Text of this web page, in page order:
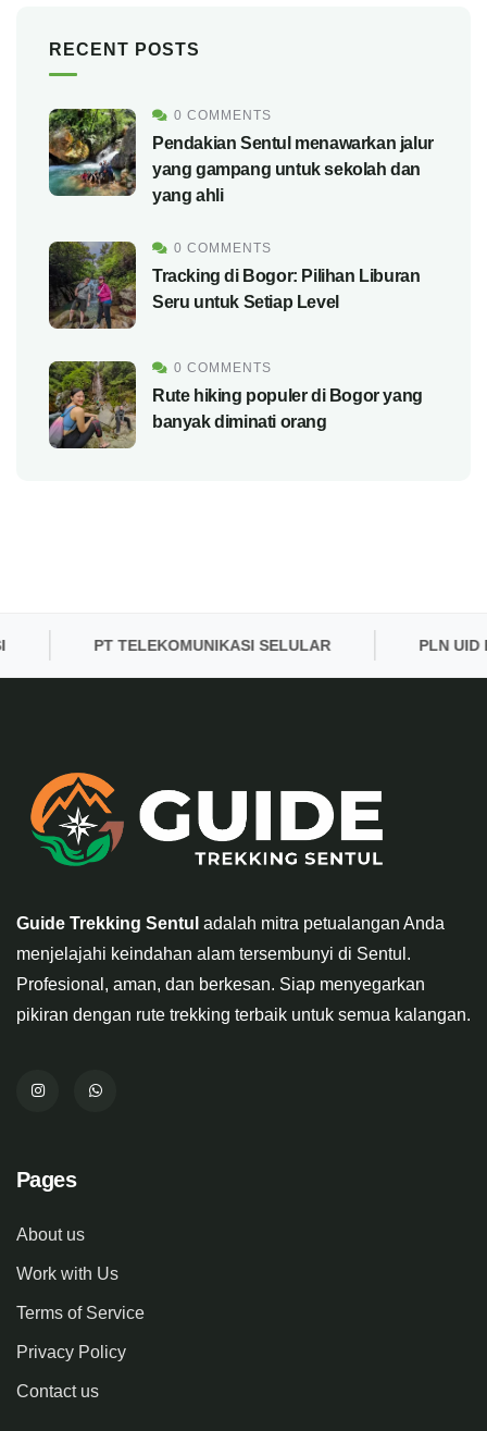
RECENT POSTS
0 COMMENTS
Pendakian Sentul menawarkan jalur
yang gampang untuk sekolah dan
yang ahli
0 COMMENTS
Tracking di Bogor: Pilihan Liburan
Seru untuk Setiap Level
0 COMMENTS
Rute hiking populer di Bogor yang
banyak diminati orang
PT TELEKOMUNIKASI SELULAR PLN UID
Guide Trekking Sentul adalah mitra petualangan Anda
menjelajahi keindahan alam tersembunyi di Sentul.
Profesional, aman, dan berkesan. Siap menyegarkan
pikiran dengan rute trekking terbaik untuk semua kalangan.
Pages
About us
Work with Us
Terms of Service
Privacy Policy
Contact us